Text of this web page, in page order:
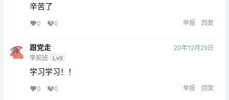
辛苦了
0 0 举报 回复
跟党走
学前班 Lv0
20年12月29日
学习学习！！
0 0 举报 回复